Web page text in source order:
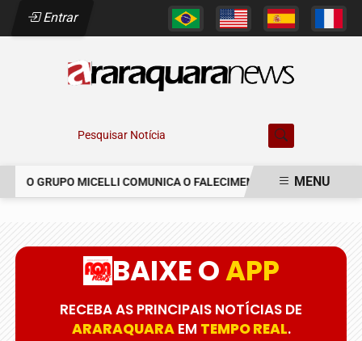
Entrar
Pesquisar Notícia
O GRUPO MICELLI COMUNICA O FALECIMENTO DO SR. MARCELO
MENU
BAIXE OAPP
RECEBA AS PRINCIPAIS NOTÍCIAS DE
ARARAQUARAEM TEMPO REAL.